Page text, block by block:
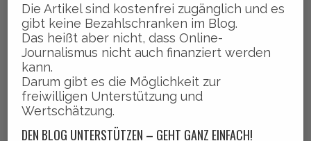
vage Idee. Alle fanden uns super und wir
Frauen liefen in diesen bunten
kabylischen Kleidern herum, um ein
bisschen aufmerksam zu machen. Die
Leute kamen in Scharen und irgendwann
sah ich den Aktivisten, Lyazid Abid, mein
Die Artikel sind kostenfrei zugänglich und es
gibt keine Bezahlschranken im Blog.
Das heißt aber nicht, dass Online-
Journalismus nicht auch finanziert werden
kann.
Darum gibt es die Möglichkeit zur
freiwilligen Unterstützung und
Wertschätzung.
DEN BLOG UNTERSTÜTZEN – GEHT GANZ EINFACH!